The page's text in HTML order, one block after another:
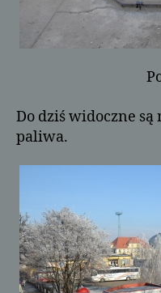
Do dziś widoczne
paliwa.